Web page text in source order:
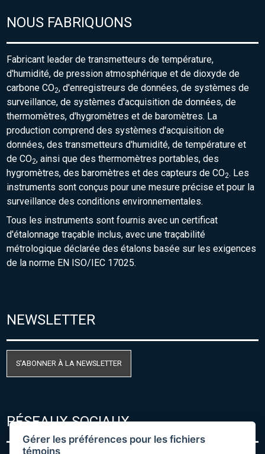
NOUS FABRIQUONS
Fabricant leader de transmetteurs de température,
d'humidité, de pression atmosphérique et de dioxyde de
carbone CO2, d'enregistreurs de données, de systèmes de
surveillance, de systèmes d'acquisition de données, de
thermomètres, d'hygromètres et de baromètres. La
production comprend des systèmes d'acquisition de
données, des transmetteurs d'humidité, de température et
de CO2, ainsi que des thermomètres portables, des
hygromètres, des baromètres et des capteurs de CO2. Les
instruments sont conçus pour une mesure précise et pour la
surveillance des conditions environnementales.
Tous les instruments sont fournis avec un certificat
d'étalonnage traçable inclus, avec une traçabilité
métrologique déclarée des étalons basée sur les exigences
de la norme EN ISO/IEC 17025.
NEWSLETTER
S'ABONNER À LA NEWSLETTER
RÉSEAUX SOCIAUX
Gérer les préférences pour les fichiers
témoins